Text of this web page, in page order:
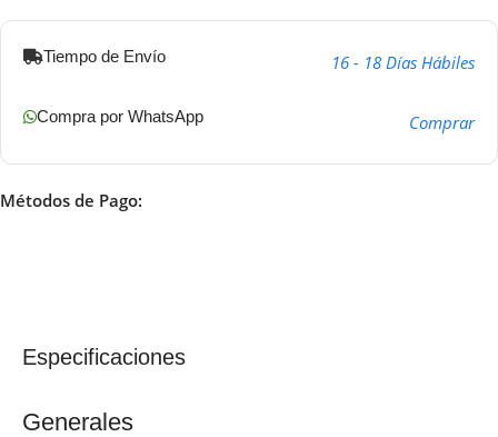
Tiempo de Envío 16 - 18 Días Hábiles
Compra por WhatsApp Comprar
Métodos de Pago:
Especificaciones
Generales